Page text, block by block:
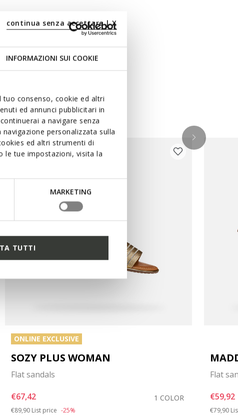
INFORMAZIONI SUI COOKIE
consenso, cookie ed altri
ed annunci pubblicitari in
a navigare senza
personalizzata sulla
ed altri strumenti di
le tue impostazioni, visita la
MARKETING
continua senza accettare | X
TUTTI
ONLINE EXCLUSIVE
SOZY PLUS WOMAN
Flat sandals
€67,42
1 COLOR
Price reduced from
€89,90 to
List price -25%
Flat
€59,92
Price
€79,90 to